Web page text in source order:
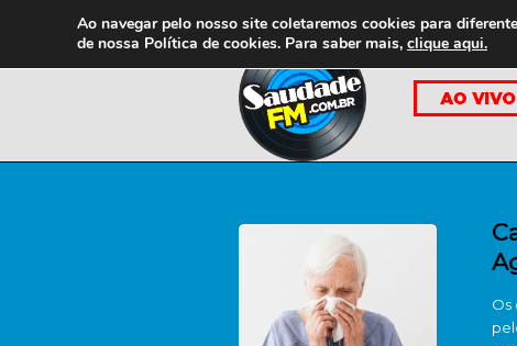
Os
Ao navegar pelo nosso site coletaremos cookies para
de nossa Política de cookies. Para saber mais, clique aqui.